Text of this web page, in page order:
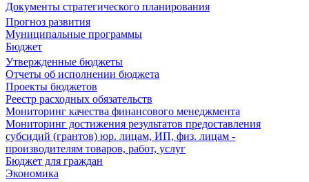
Документы стратегического планирования
Прогноз развития
Муниципальные программы
Бюджет
Утвержденные бюджеты
Отчеты об исполнении бюджета
Проекты бюджетов
Реестр расходных обязательств
Мониторинг качества финансового менеджмента
Мониторинг достижения результатов предоставления
субсидий (грантов) юр. лицам, ИП, физ. лицам -
производителям товаров, работ, услуг
Бюджет для граждан
Экономика